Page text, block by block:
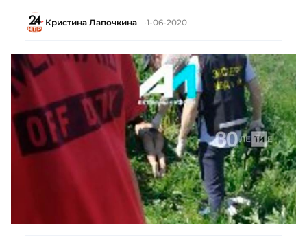
Кристина Лапочкина 1-06-2020